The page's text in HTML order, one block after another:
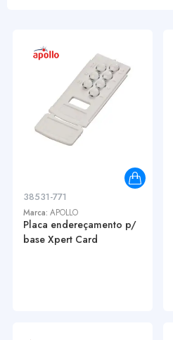
38531-771
Marca: APOLLO
Placa endereçamento p/
base Xpert Card